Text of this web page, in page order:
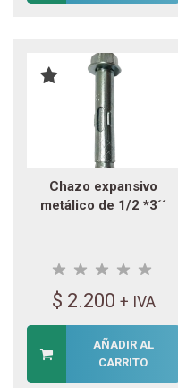
Chazo expansivo
metálico de 1/2 *3´´
$ 2.200 + IVA
AÑADIR AL
CARRITO